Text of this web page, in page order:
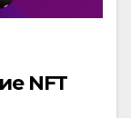
NFT